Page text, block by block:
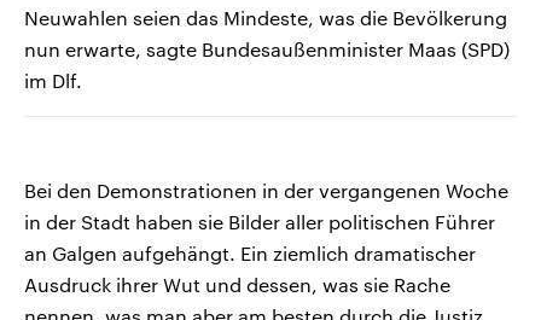
Neuwahlen seien das Mindeste, was die Bevölkerung
nun erwarte, sagte Bundesaußenminister Maas (SPD)
im Dlf.
Bei den Demonstrationen in der vergangenen Woche
in der Stadt haben sie Bilder aller politischen Führer
an Galgen aufgehängt. Ein ziemlich dramatischer
Ausdruck ihrer Wut und dessen, was sie Rache